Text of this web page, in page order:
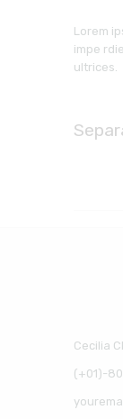
Lorem
impe
ultrices.
Cecilia
(+01)-